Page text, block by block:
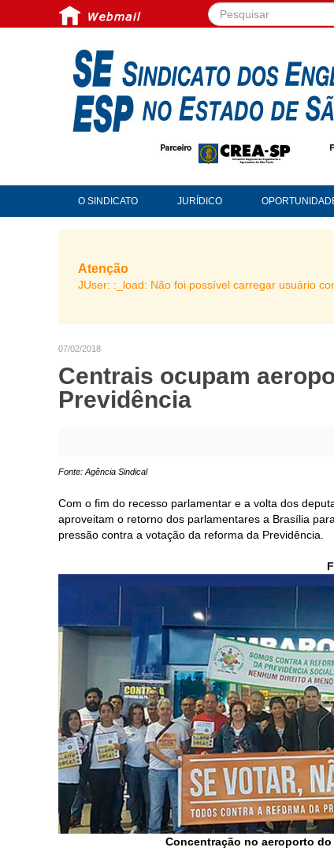
Pesquisar...
O SINDICATO JURÍDICO
Atenção
JUser: :_load: Não foi possível carregar usuário
07/02/2018
Centrais ocupam
Previdência
Fonte: Agência Sindical
Com o fim do recesso parlamentar e a volta dos
aproveitam o retorno dos parlamentares a Brasília
pressão contra a votação da reforma da Previdência.
Concentração no aeroporto